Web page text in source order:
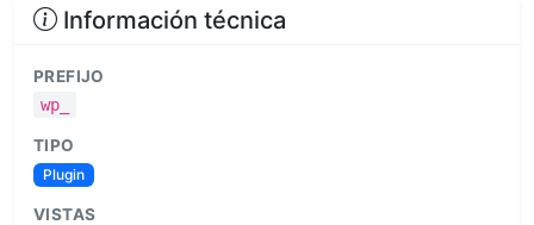
Información técnica
PREFIJO
wp_
TIPO
Plugin
VISTAS